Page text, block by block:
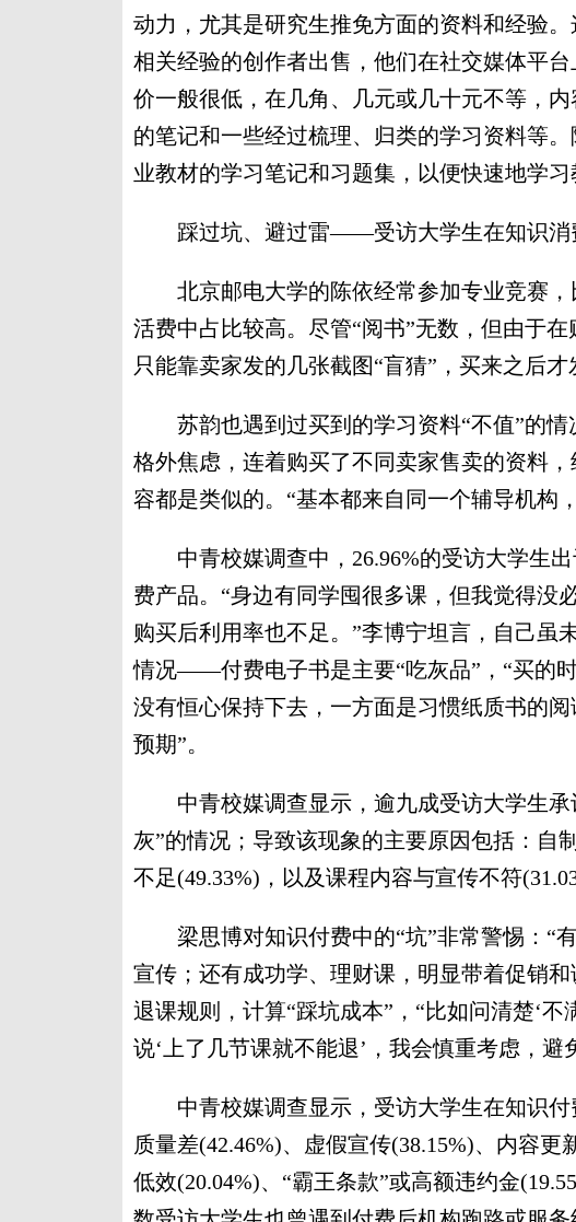
动力，尤其是研究生推免方面的资料和经验
相关经验的创作者出售，他们在社交媒体平
价一般很低，在几角、几元或几十元不等，
的笔记和一些经过梳理、归类的学习资料等
业教材的学习笔记和习题集，以便快速地学习
踩过坑、避过雷——受访大学生在知识消
北京邮电大学的陈依经常参加专业竞赛，
活费中占比较高。尽管“阅书”无数，但由于
只能靠卖家发的几张截图“盲猜”，买来之后
苏韵也遇到过买到的学习资料“不值”的情
格外焦虑，连着购买了不同卖家售卖的资料
容都是类似的。“基本都来自同一个辅导机构
中青校媒调查中，26.96%的受访大学生出
费产品。“身边有同学囤很多课，但我觉得没
购买后利用率也不足。”李博宁坦言，自己虽
情况——付费电子书是主要“吃灰品”，“买的
没有恒心保持下去，一方面是习惯纸质书的
预期”。
中青校媒调查显示，逾九成受访大学生承
灰”的情况；导致该现象的主要原因包括：自
不足(49.33%)，以及课程内容与宣传不符
梁思博对知识付费中的“坑”非常警惕：“有
宣传；还有成功学、理财课，明显带着促销
退课规则，计算“踩坑成本”，“比如问清楚‘不
说‘上了几节课就不能退’，我会慎重考虑，避
中青校媒调查显示，受访大学生在知识付
质量差(42.46%)、虚假宣传(38.15%)、内容
低效(20.04%)、“霸王条款”或高额违约金